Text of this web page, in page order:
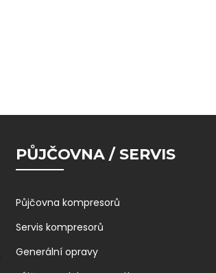
PŮJČOVNA / SERVIS
Půjčovna kompresorů
Servis kompresorů
Generální opravy